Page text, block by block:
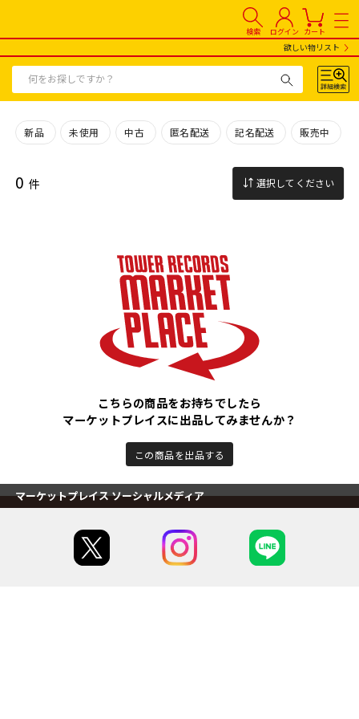
検索 ログイン カート
欲しい物リスト
新品 未使用 中古 匿名配送 記名配送 販売中
0 件 選択してください
こちらの商品をお持ちでしたら
マーケットプレイスに出品してみませんか？
この商品を出品する
マーケットプレイス ソーシャルメディア